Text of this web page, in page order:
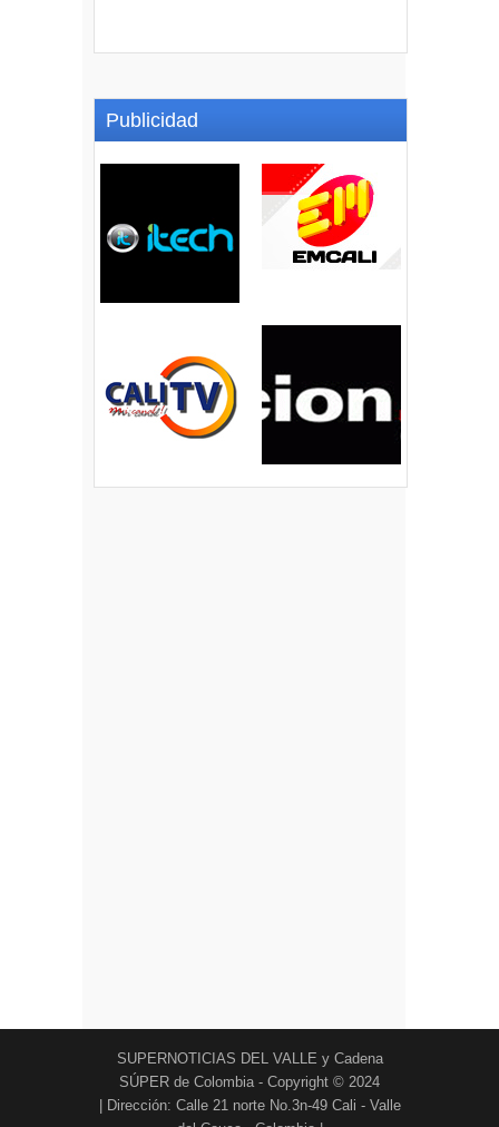
Publicidad
SUPERNOTICIAS DEL VALLE y Cadena
SÚPER de Colombia - Copyright © 2024
| Dirección: Calle 21 norte No.3n-49 Cali - Valle